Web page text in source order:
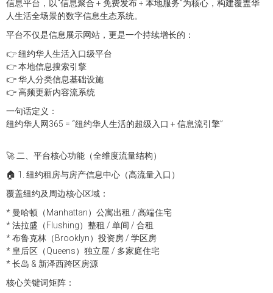
信息平台，以“信息聚合 + 免费发布 + 本地服务”为核心，构建覆盖华
人生活全场景的数字信息生态系统。
平台不仅是信息展示网站，更是一个持续增长的：
👉 纽约华人生活入口级平台
👉 本地信息搜索引擎
👉 华人分类信息基础设施
👉 高频更新内容流系统
一句话定义：
纽约华人网365 = “纽约华人生活的超级入口 + 信息流引擎”
🚀 二、平台核心功能（全维度流量结构）
🏠 1. 纽约租房与房产信息中心（高流量入口）
覆盖纽约及周边核心区域：
* 曼哈顿（Manhattan）公寓出租 / 高端住宅
* 法拉盛（Flushing）整租 / 单间 / 合租
* 布鲁克林（Brooklyn）投资房 / 学区房
* 皇后区（Queens）独立屋 / 多家庭住宅
* 长岛 & 新泽西跨区房源
核心关键词矩阵：